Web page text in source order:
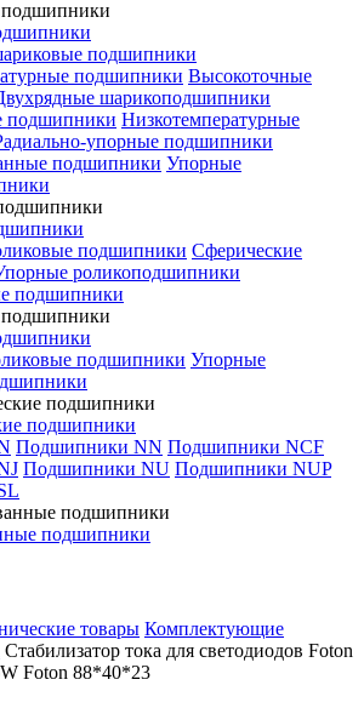
подшипники
подшипники Высокоточные
шарикоподшипники
Низкотемпературные
упорные подшипники
подшипники Упорные
подшипники Сферические
роликоподшипники
подшипники
подшипники Упорные
подшипники
Подшипники NN Подшипники NCF
Подшипники NU Подшипники NUP
подшипники
товары Комплектующие
Стабилизатор тока для светодиодов Foton
Foton 88*40*23